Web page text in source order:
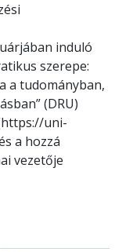
induló
szerepe:
a tudományban,
(DRU)
uni-
a hozzá
vezetője